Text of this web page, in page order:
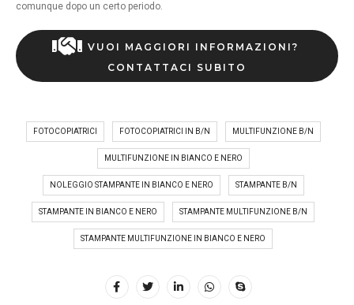
comunque dopo un certo periodo.
VUOI MAGGIORI INFORMAZIONI?
CONTATTACI SUBITO
FOTOCOPIATRICI FOTOCOPIATRICI IN B/N MULTIFUNZIONE B/N
MULTIFUNZIONE IN BIANCO E NERO
NOLEGGIO STAMPANTE IN BIANCO E NERO STAMPANTE B/N
STAMPANTE IN BIANCO E NERO STAMPANTE MULTIFUNZIONE B/N
STAMPANTE MULTIFUNZIONE IN BIANCO E NERO